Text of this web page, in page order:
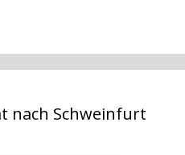
nach Schweinfurt